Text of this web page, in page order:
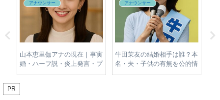
アナウンサー
山本恵里伽アナの現在｜事実
婚・ハーフ説・炎上発言・プ
ロフィールをわかりやすく整
理
アナウンサー
牛田茉友の結婚相手は誰？本
名・夫・子供の有無を公的情
報から調査
PR